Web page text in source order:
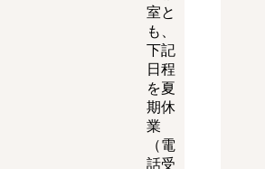
室と
も、
下記
日程
を夏
期休
業
（電
話受